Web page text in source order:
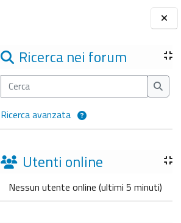
Blocchi
Ricerca nei forum
Cerca
Cerca
Ricerca avanzata
Utenti online
Nessun utente online (ultimi 5 minuti)